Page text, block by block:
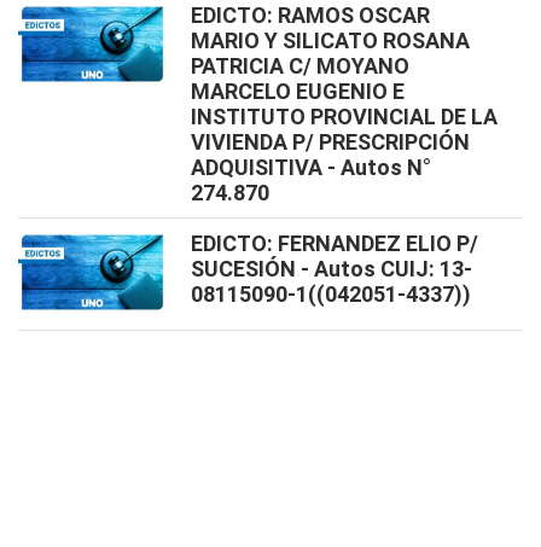
EDICTO: RAMOS OSCAR
MARIO Y SILICATO ROSANA
PATRICIA C/ MOYANO
MARCELO EUGENIO E
INSTITUTO PROVINCIAL DE LA
VIVIENDA P/ PRESCRIPCIÓN
ADQUISITIVA - Autos N°
274.870
EDICTO: FERNANDEZ ELIO P/
SUCESIÓN - Autos CUIJ: 13-
08115090-1((042051-4337))